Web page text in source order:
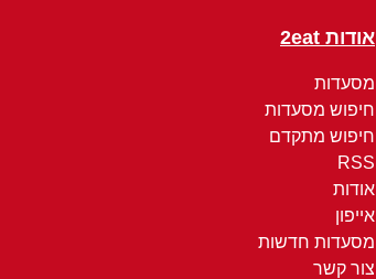
אודות 2eat
מסעדות
חיפוש מסעדות
חיפוש מתקדם
RSS
אודות
אייפון
מסעדות חדשות
צור קשר